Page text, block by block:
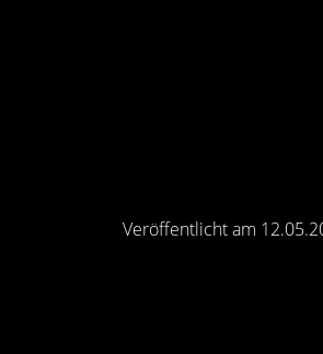
Veröffentlicht am